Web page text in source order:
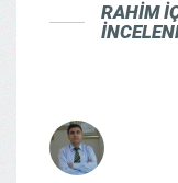
RAHİM